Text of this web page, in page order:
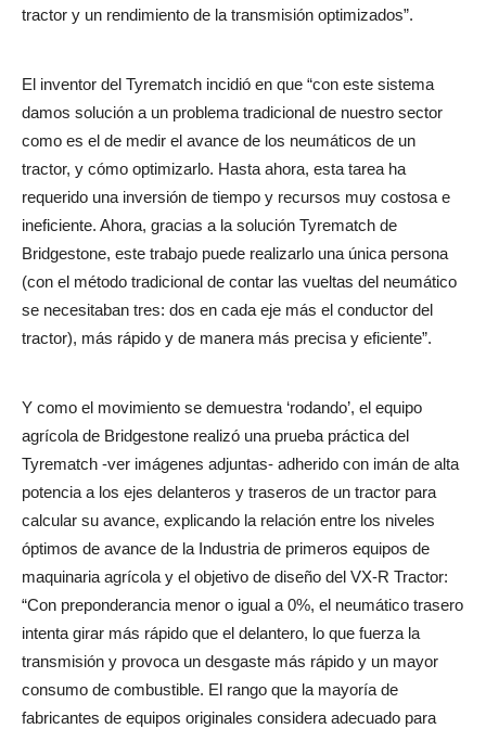
tractor y un rendimiento de la transmisión optimizados”.
El inventor del Tyrematch incidió en que “con este sistema
damos solución a un problema tradicional de nuestro sector
como es el de medir el avance de los neumáticos de un
tractor, y cómo optimizarlo. Hasta ahora, esta tarea ha
requerido una inversión de tiempo y recursos muy costosa e
ineficiente. Ahora, gracias a la solución Tyrematch de
Bridgestone, este trabajo puede realizarlo una única persona
(con el método tradicional de contar las vueltas del neumático
se necesitaban tres: dos en cada eje más el conductor del
tractor), más rápido y de manera más precisa y eficiente”.
Y como el movimiento se demuestra ‘rodando’, el equipo
agrícola de Bridgestone realizó una prueba práctica del
Tyrematch -ver imágenes adjuntas- adherido con imán de alta
potencia a los ejes delanteros y traseros de un tractor para
calcular su avance, explicando la relación entre los niveles
óptimos de avance de la Industria de primeros equipos de
maquinaria agrícola y el objetivo de diseño del VX-R Tractor:
“Con preponderancia menor o igual a 0%, el neumático trasero
intenta girar más rápido que el delantero, lo que fuerza la
transmisión y provoca un desgaste más rápido y un mayor
consumo de combustible. El rango que la mayoría de
fabricantes de equipos originales considera adecuado para